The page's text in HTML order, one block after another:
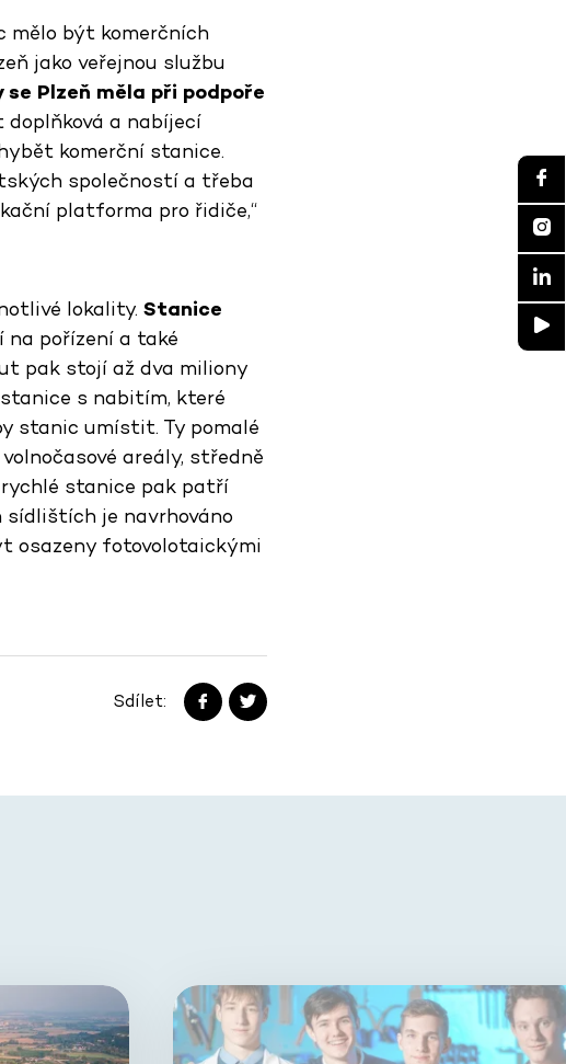
mělo být komerčních
jako veřejnou službu
Plzeň měla při podpoře
doplňková a nabíjecí
komerční stanice.
společností a třeba
platforma pro řidiče,“
lokality. Stanice
na pořízení a také
pak stojí až dva miliony
s nabitím, které
stanic umístit. Ty pomalé
areály, středně
stanice pak patří
je navrhováno
osazeny fotovolotaickými
Sdílet: